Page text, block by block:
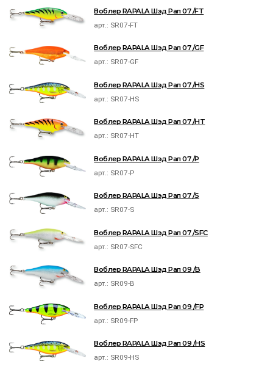
Воблер RAPALA Шэд Рап 07 /FT
арт.: SR07-FT
Воблер RAPALA Шэд Рап 07 /GF
арт.: SR07-GF
Воблер RAPALA Шэд Рап 07 /HS
арт.: SR07-HS
Воблер RAPALA Шэд Рап 07 /HT
арт.: SR07-HT
Воблер RAPALA Шэд Рап 07 /P
арт.: SR07-P
Воблер RAPALA Шэд Рап 07 /S
арт.: SR07-S
Воблер RAPALA Шэд Рап 07 /SFC
арт.: SR07-SFC
Воблер RAPALA Шэд Рап 09 /B
арт.: SR09-B
Воблер RAPALA Шэд Рап 09 /FP
арт.: SR09-FP
Воблер RAPALA Шэд Рап 09 /HS
арт.: SR09-HS